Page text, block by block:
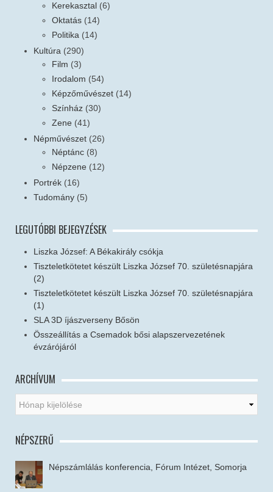
Kerekasztal (6)
Oktatás (14)
Politika (14)
Kultúra (290)
Film (3)
Irodalom (54)
Képzőművészet (14)
Színház (30)
Zene (41)
Népművészet (26)
Néptánc (8)
Népzene (12)
Portrék (16)
Tudomány (5)
LEGUTÓBBI BEJEGYZÉSEK
Liszka József: A Békakirály csókja
Tiszteletkötetet készült Liszka József 70. születésnapjára
(2)
Tiszteletkötetet készült Liszka József 70. születésnapjára
(1)
SLA 3D íjászverseny Bősön
Összeállítás a Csemadok bősi alapszervezetének
évzárójáról
ARCHÍVUM
NÉPSZERŰ
Népszámlálás konferencia, Fórum Intézet, Somorja